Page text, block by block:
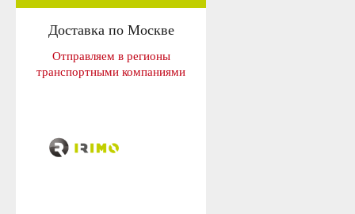
Доставка по Москве
Отправляем в регионы
транспортными компаниями